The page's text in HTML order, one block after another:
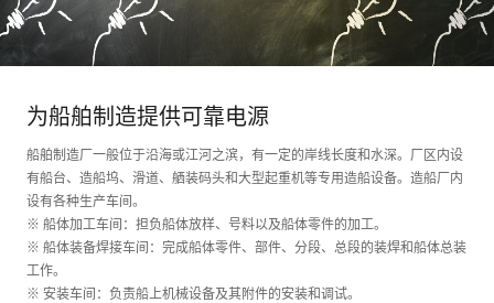
为船舶制造提供可靠电源
船舶制造厂一般位于沿海或江河之滨，有一定的岸线长度和水深。厂区内设
有船台、造船坞、滑道、舾装码头和大型起重机等专用造船设备。造船厂内
设有各种生产车间。
※ 船体加工车间：担负船体放样、号料以及船体零件的加工。
※ 船体装备焊接车间：完成船体零件、部件、分段、总段的装焊和船体总装
工作。
※ 安装车间：负责船上机械设备及其附件的安装和调试。